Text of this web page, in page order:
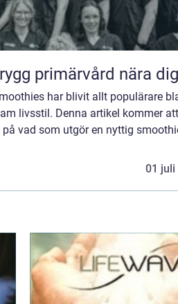
svedala trygg primärvård nära dig
har blivit allt populärare
livsstil. Denna artikel kommer
vad som utgör en nyttig
01 juli